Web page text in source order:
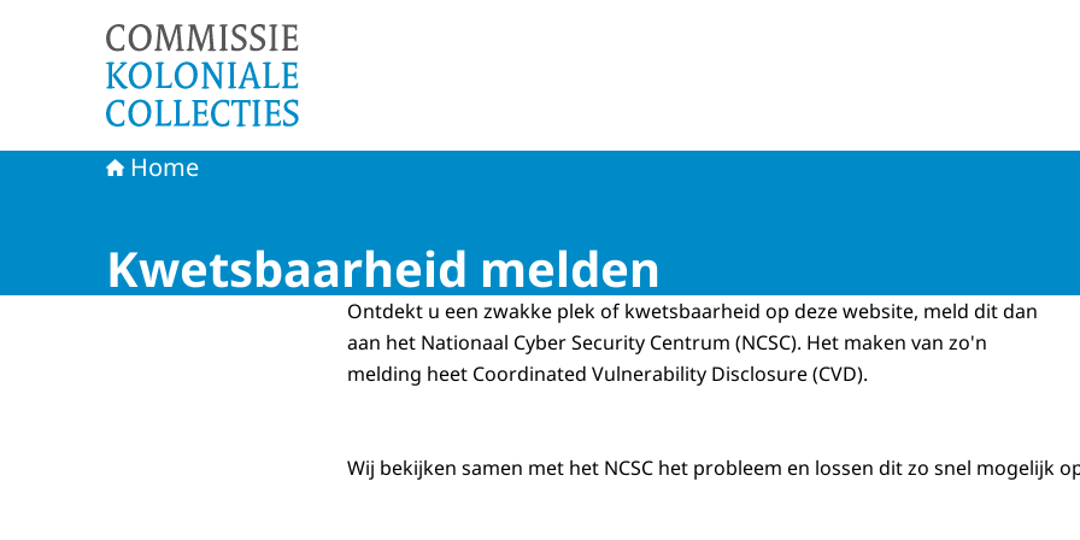
Home
Kwetsbaarheid melden
Ontdekt u een zwakke plek of kwetsbaarheid op deze website, meld dit dan
aan het Nationaal Cyber Security Centrum (NCSC). Het maken van zo'n
melding heet Coordinated Vulnerability Disclosure(CVD).
Wij bekijken samen met het NCSC het probleem en lossen dit zo snel mogelijk